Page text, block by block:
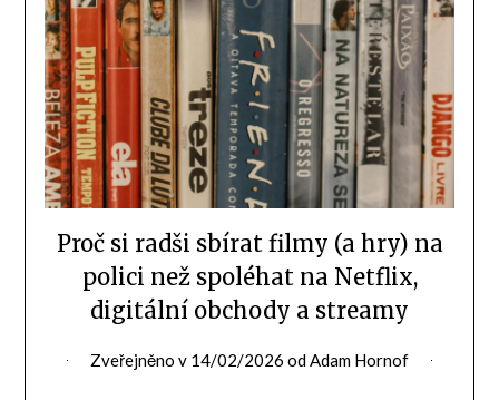
Proč si radši sbírat filmy (a hry) na
polici než spoléhat na Netflix,
digitální obchody a streamy
Zveřejněno v 14/02/2026 odAdam Hornof